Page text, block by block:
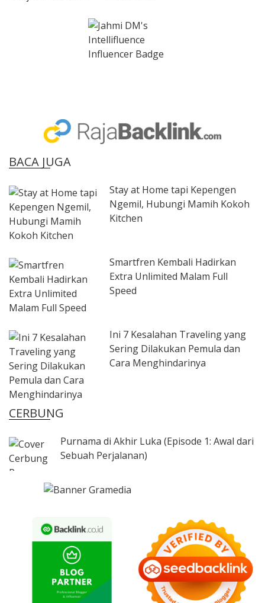
BACA JUGA
Stay at Home tapi Kepengen
Ngemil, Hubungi Mamih Kokoh
Kitchen
Smartfren Kembali Hadirkan
Extra Unlimited Malam Full
Speed
Ini 7 Kesalahan Traveling yang
Sering Dilakukan Pemula dan
Cara Menghindarinya
CERBUNG
Purnama di Akhir Luka (Episode 1: Awal dari
Sebuah Perjalanan)